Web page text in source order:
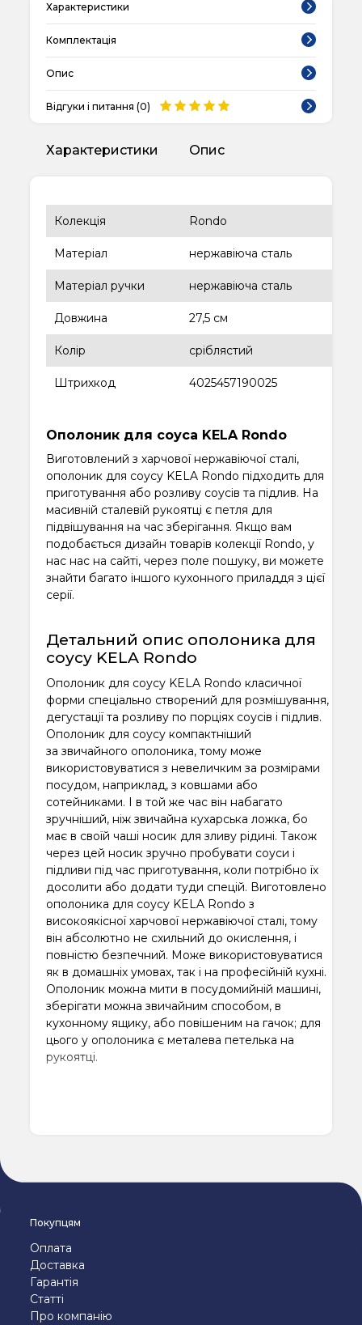
Характеристики
Комплектація
Опис
Відгуки і питання (0)
Характеристики Опис
Колекція Rondo
Матеріал нержавіюча сталь
Матеріал ручки нержавіюча сталь
Довжина 27,5 см
Колір сріблястий
Штрихкод 4025457190025
Ополоник для соуса KELA Rondo
Виготовлений з харчової нержавіючої сталі,
ополоник для соусу KELA Rondo підходить для
приготування або розливу соусів та підлив. На
масивній сталевій рукоятці є петля для
підвішування на час зберігання. Якщо вам
подобається дизайн товарів колекції Rondo, у
нас нас на сайті, через поле пошуку, ви можете
знайти багато іншого кухонного приладдя з цієї
серії.
Детальний опис ополоника для
соусу KELA Rondo
Ополоник для соусу KELA Rondo класичної
форми спеціально створений для розмішування,
дегустації та розливу по порціях соусів і підлив.
Ополоник для соусу компактніший
за звичайного ополоника, тому може
використовуватися з невеличким за розмірами
посудом, наприклад, з ковшами або
сотейниками. І в той же час він набагато
зручніший, ніж звичайна кухарська ложка, бо
має в своїй чаші носик для зливу рідині. Також
через цей носик зручно пробувати соуси і
підливи під час приготування, коли потрібно їх
досолити або додати туди спецій. Виготовлено
ополоника для соусу KELA Rondo з
високоякісної харчової нержавіючої сталі, тому
він абсолютно не схильний до окислення, і
повністю безпечний. Може використовуватися
як в домашніх умовах, так і на професійній кухні.
Ополоник можна мити в посудомийній машині,
зберігати можна звичайним способом, в
кухонному ящику, або повішеним на гачок; для
цього у ополоника є металева петелька на
рукоятці.
Покупцям
Оплата
Доставка
Гарантія
Статті
Про компанію